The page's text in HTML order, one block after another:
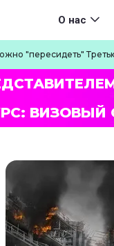
Main navigation
О нас
"пересидеть"
ВИЗОВЫЙ